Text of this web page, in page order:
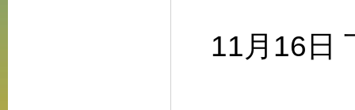
11 月 16 日